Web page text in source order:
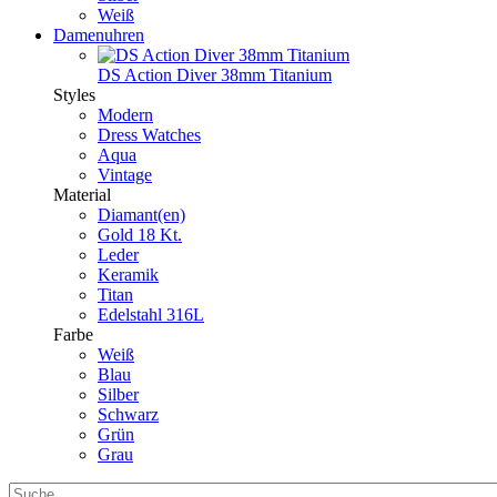
Weiß
Damenuhren
DS Action Diver 38mm Titanium
Styles
Modern
Dress Watches
Aqua
Vintage
Material
Diamant(en)
Gold 18 Kt.
Leder
Keramik
Titan
Edelstahl 316L
Farbe
Weiß
Blau
Silber
Schwarz
Grün
Grau